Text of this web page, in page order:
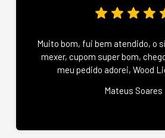
Muito bom, fui bem atendido, o
mexer, cupom super bom,
meu pedido adorei, Wood
Mateus Soares